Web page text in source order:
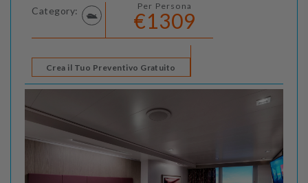
Category: Per Persona
€1309
Crea il Tuo Preventivo Gratuito